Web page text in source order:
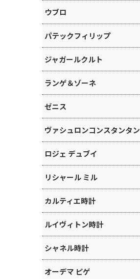
ウブロ
パテックフィリップ
ジャガールクルト
ランゲ＆ゾーネ
ゼニス
ヴァシュロンコンスタンタン
ロジェ デュブイ
リシャール ミル
カルティエ時計
ルイヴィトン時計
シャネル時計
オーデマ ピゲ